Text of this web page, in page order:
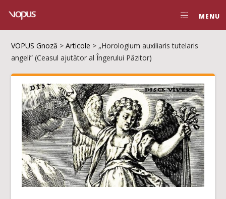
MENU
VOPUS Gnoză >Articole > „Horologium auxiliaris tutelaris
angeli” (Ceasul ajutător al Îngerului Păzitor)